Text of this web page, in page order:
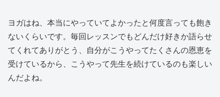
ヨガはね、本当にやっていてよかったと何度言っても飽き
ないくらいです。毎回レッスンでもどんだけ好きか語らせ
てくれてありがとう、自分がこうやってたくさんの恩恵を
受けているから、こうやって先生を続けているのも楽しい
んだよね。